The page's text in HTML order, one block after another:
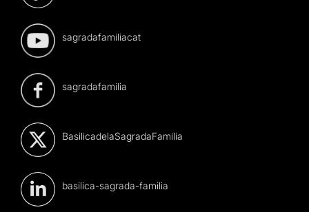
sagradafamiliacat
sagradafamilia
BasilicadelaSagradaFamilia
basilica-sagrada-familia